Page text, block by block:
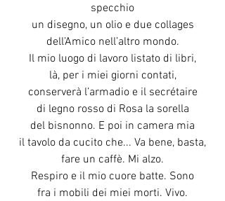
specchio
un disegno, un olio e due collages
dell’Amico nell’altro mondo.
Il mio luogo di lavoro listato di libri,
là, per i miei giorni contati,
conserverà l’armadio e il secrétaire
di legno rosso di Rosa la sorella
del bisnonno. E poi in camera mia
il tavolo da cucito che... Va bene, basta,
fare un caffè. Mi alzo.
Respiro e il mio cuore batte. Sono
fra i mobili dei miei morti. Vivo.